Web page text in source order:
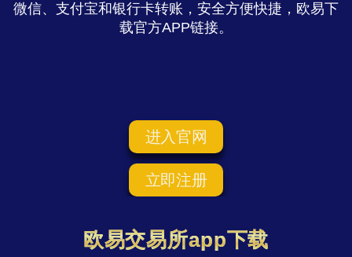
微信、支付宝和银行卡转账，安全方便快捷，欧易下
载官方APP链接。
进入官网
立即注册
欧易交易所app下载